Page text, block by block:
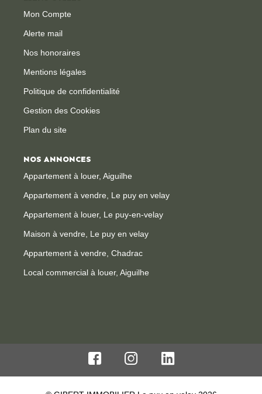
Mon Compte
Alerte mail
Nos honoraires
Mentions légales
Politique de confidentialité
Gestion des Cookies
Plan du site
NOS ANNONCES
Appartement à louer, Aiguilhe
Appartement à vendre, Le puy en velay
Appartement à louer, Le puy-en-velay
Maison à vendre, Le puy en velay
Appartement à vendre, Chadrac
Local commercial à louer, Aiguilhe